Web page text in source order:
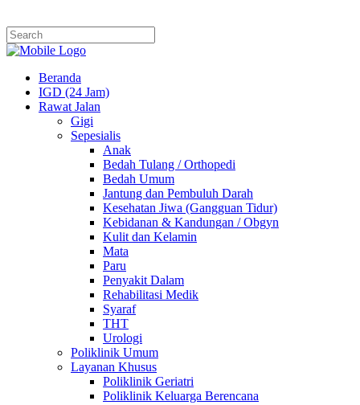
Beranda
IGD (24 Jam)
Rawat Jalan
Gigi
Sepesialis
Anak
Bedah Tulang / Orthopedi
Bedah Umum
Jantung dan Pembuluh Darah
Kesehatan Jiwa (Gangguan Tidur)
Kebidanan & Kandungan / Obgyn
Kulit dan Kelamin
Mata
Paru
Penyakit Dalam
Rehabilitasi Medik
Syaraf
THT
Urologi
Poliklinik Umum
Layanan Khusus
Poliklinik Geriatri
Poliklinik Keluarga Berencana